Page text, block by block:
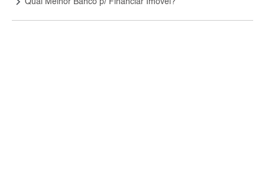
Qual Melhor Banco p/ Financiar Imóvel?